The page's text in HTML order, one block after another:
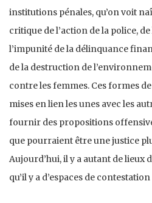
institutions pénales, qu’on voit
critique de l’action de la police,
l’impunité de la délinquance
de la destruction de
contre les femmes. Ces formes
mises en lien les unes avec les
fournir des propositions
que pourraient être une justice
Aujourd’hui, il y a autant de lieux
qu’il y a d’espaces de